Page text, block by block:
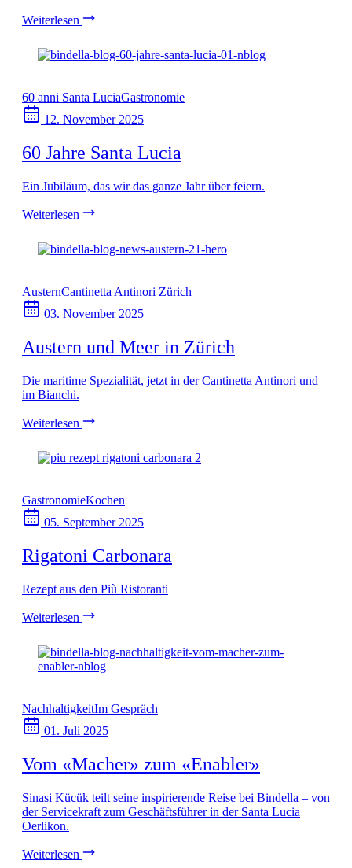
Weiterlesen
60 anni Santa LuciaGastronomie
12. November 2025
60 Jahre Santa Lucia
Ein Jubiläum, das wir das ganze Jahr über feiern.
Weiterlesen
AusternCantinetta Antinori Zürich
03. November 2025
Austern und Meer in Zürich
Die maritime Spezialität, jetzt in der Cantinetta Antinori und
im Bianchi.
Weiterlesen
GastronomieKochen
05. September 2025
Rigatoni Carbonara
Rezept aus den Più Ristoranti
Weiterlesen
NachhaltigkeitIm Gespräch
01. Juli 2025
Vom «Macher» zum «Enabler»
Sinasi Kücük teilt seine inspirierende Reise bei Bindella – von
der Servicekraft zum Geschäftsführer in der Santa Lucia
Oerlikon.
Weiterlesen